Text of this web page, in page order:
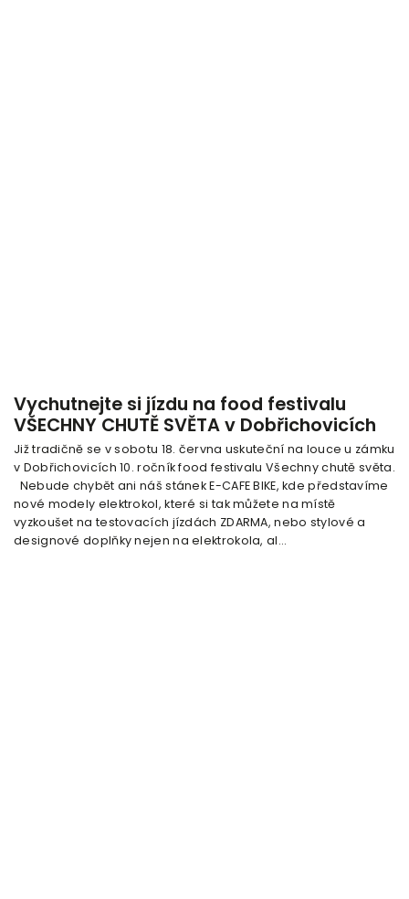
Vychutnejte si jízdu na food festivalu
VŠECHNY CHUTĚ SVĚTA v Dobřichovicích
Již tradičně se v sobotu 18. června uskuteční na louce u zámku
v Dobřichovicích 10. ročník food festivalu Všechny chutě světa.
Nebude chybět ani náš stánek E-CAFE BIKE, kde představíme
nové modely elektrokol, které si tak můžete na místě
vyzkoušet na testovacích jízdách ZDARMA, nebo stylové a
designové doplňky nejen na elektrokola, al...